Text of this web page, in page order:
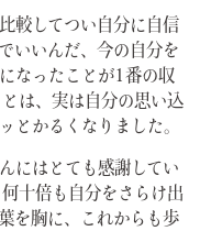
較してつい自分に自信
いいんだ、今の自分を
なったことが1番の収
は、実は自分の思い込
とかるくなりました。
にはとても感謝してい
十倍も自分をさらけ出
を胸に、これからも歩